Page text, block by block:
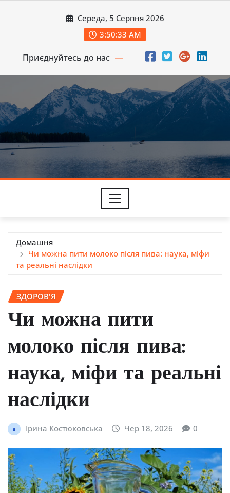
Середа, 5 Серпня 2026
3:50:35 AM
Приєднуйтесь до нас
Домашня
Чи можна пити молоко після пива: наука, міфи
та реальні наслідки
ЗДОРОВ'Я
Чи можна пити
молоко після пива:
наука, міфи та реальні
наслідки
Ірина Костюковська Чер 18, 2026 0